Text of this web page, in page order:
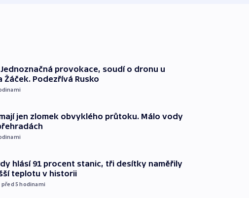
Jednoznačná provokace, soudí o dronu u
Žáček. Podezřívá Rusko
jen zlomek obvyklého průtoku. Málo vody
hlásí 91 procent stanic, tři desítky naměřily
teplotu v historii
před 5hodinami